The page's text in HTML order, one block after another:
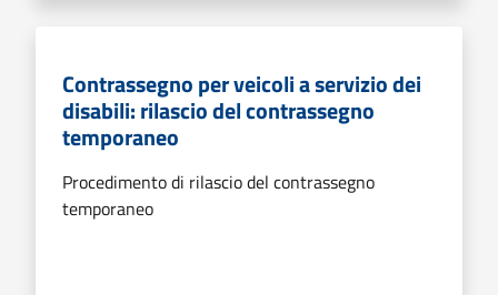
Contrassegno per veicoli a servizio dei
disabili: rilascio del contrassegno
temporaneo
Procedimento di rilascio del contrassegno
temporaneo